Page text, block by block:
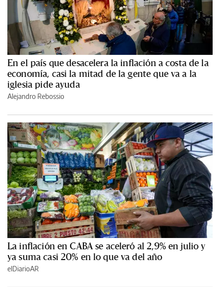
En el país que desacelera la inflación a costa de la
economía, casi la mitad de la gente que va a la
iglesia pide ayuda
Alejandro Rebossio
La inflación en CABA se aceleró al 2,9% en julio y
ya suma casi 20% en lo que va del año
elDiarioAR